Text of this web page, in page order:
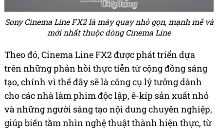
Sony Cinema Line FX2 là máy quay nhỏ gọn, mạnh mẽ và
mới nhất thuộc dòng Cinema Line
Theo đó, Cinema Line FX2 được phát triển dựa
trên những phản hồi thực tiễn từ cộng đồng sáng
tạo, chính vì thế đây sẽ là công cụ lý tưởng dành
cho các nhà làm phim độc lập, ê-kíp sản xuất nhỏ
và những người sáng tạo nội dung chuyên nghiệp,
giúp biến tầm nhìn nghệ thuật thành hiện thực, từ